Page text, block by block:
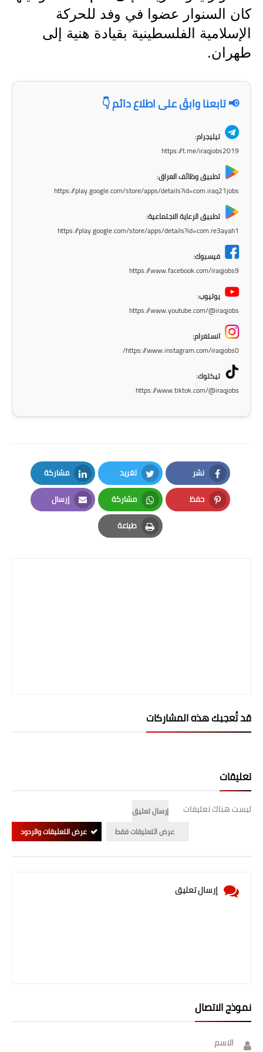
المرحلة الابتدائية
المرحلة المتوسطة
الجامعات
نتائج القبول المركزي
كان السنوار عضوا في وفد للحركة
الإسلامية الفلسطينية بقيادة هنية إلى
طهران.
📢 تابعنا وابقَ على اطلاع دائم 👇
تيليجرام:
https://t.me/iraqjobs2019
تطبيق وظائف العراق:
https://play.google.com/store/apps/details?id=com.iraq21jobs
تطبيق الرعاية الاجتماعية:
https://play.google.com/store/apps/details?id=com.re3ayah1
فيسبوك:
https://www.facebook.com/iraqjobs9
يوتيوب:
https://www.youtube.com/@iraqjobs
انستغرام:
https://www.instagram.com/iraqjobs0/
تيكتوك:
https://www.tiktok.com/@iraqjobs
نشر
Facebook
تغريد
Twitter
مشاركة
LinkedIn
حفظ
Pinterest
مشاركة
Whatsapp
إرسال
Email
طباعة
Print
قد تُعجبك هذه المشاركات
تعليقات
ليست هناك تعليقات
إرسال تعليق
عرض التعليقات فقط
عرض التعليقات والردود
إرسال تعليق
نموذج الاتصال
الاسم